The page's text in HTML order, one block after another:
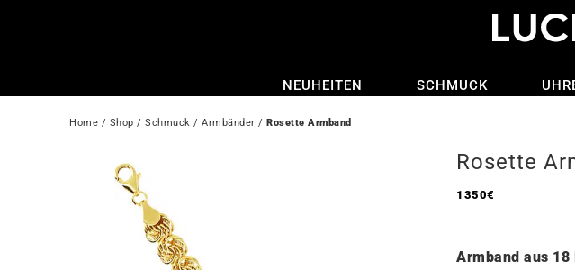
NEUHEITEN SCHMUCK
Home / Shop / Schmuck / Armbänder / Rosette Armband
Rosette
1350€
Armband aus 18